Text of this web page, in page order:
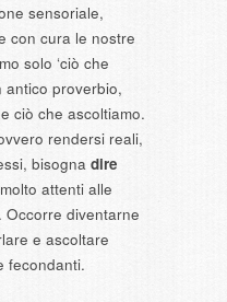
sensoriale,
con cura le nostre
solo ‘ciò che
antico proverbio,
ciò che ascoltiamo.
rendersi reali,
bisogna dire
attenti alle
diventarne
e ascoltare
fecondanti.